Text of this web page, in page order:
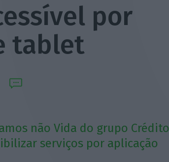
por
tablet
não Vida do grupo Crédito
serviços por aplicação